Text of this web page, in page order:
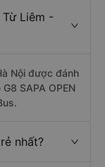
Liêm -
Nội được đánh
SAPA OPEN
nhất?